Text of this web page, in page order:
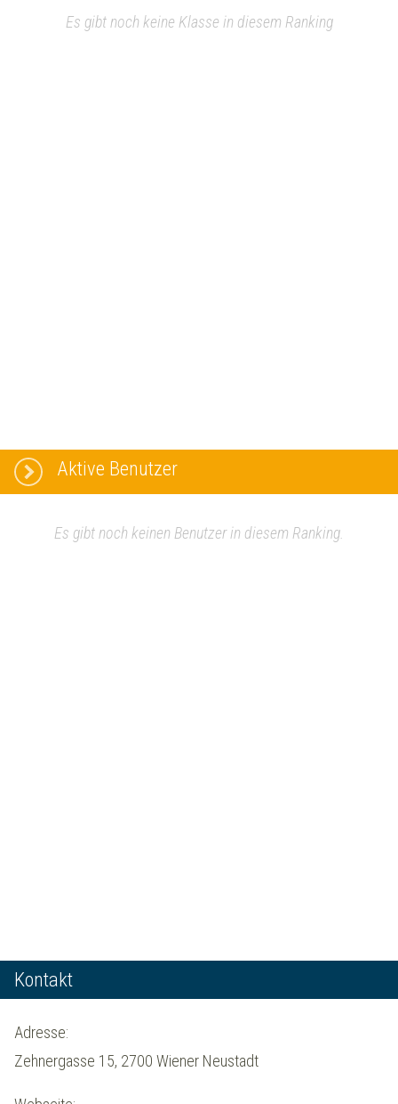
Es gibt noch keine Klasse in diesem Ranking
Aktive Benutzer
Es gibt noch keinen Benutzer in diesem Ranking.
Kontakt
Adresse:
Zehnergasse 15, 2700 Wiener Neustadt